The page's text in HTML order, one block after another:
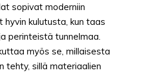
sopivat moderniin
kulutusta, kun taas
perinteistä tunnelmaa.
myös se, millaisesta
tehty, sillä materiaalien